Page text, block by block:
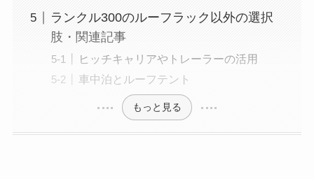
ランクル300のルーフラック以外の選択
肢・関連記事
ヒッチキャリアやトレーラーの活用
車中泊とルーフテント
もっと見る